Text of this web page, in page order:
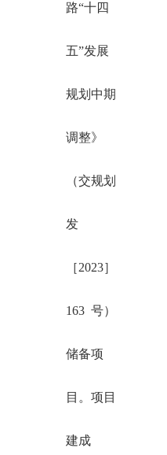
路“十四
五”发展
规划中期
调整》
（交规划
发
［2023］
163 号）
储备项
目。项目
建成